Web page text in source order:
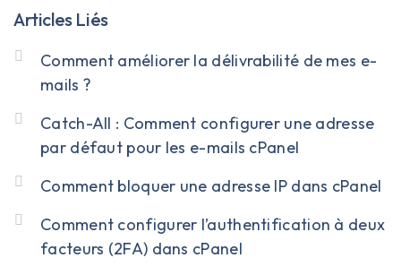
Articles Liés
Comment améliorer la délivrabilité de mes e-
mails ?
Catch-All : Comment configurer une adresse
par défaut pour les e-mails cPanel
Comment bloquer une adresse IP dans cPanel
Comment configurer l’authentification à deux
facteurs (2FA) dans cPanel